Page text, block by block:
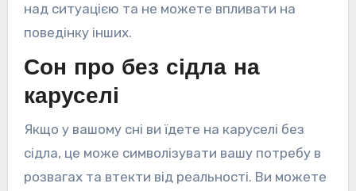
над ситуацією та не можете впливати на
поведінку інших.
Сон про без сідла на
каруселі
Якщо у вашому сні ви їдете на каруселі без
сідла, це може символізувати вашу потребу в
розвагах та втекти від реальності. Ви можете